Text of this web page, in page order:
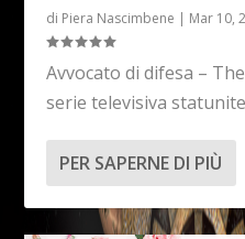
di Piera Nascimbene | Mar 10,
Avvocato di difesa –
serie televisiva
PER SAPERNE DI PIÙ